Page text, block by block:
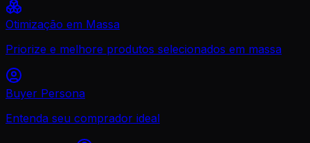
Otimização em Massa
Priorize e melhore produtos selecionados em massa
Buyer Persona
Entenda seu comprador ideal